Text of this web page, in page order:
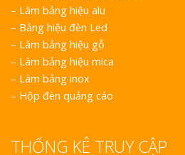
– Làm bảng hiệu alu
– Bảng hiệu đèn Led
– Làm bảng hiệu gỗ
– Làm bảng hiệu mica
– Làm bảng inox
– Hộp đèn quảng cáo
THỐNG KÊ TRUY CẬP